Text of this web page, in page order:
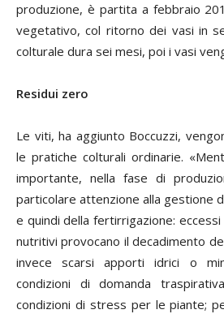
produzione, è partita a febbraio
vegetativo, col ritorno dei vasi in
colturale dura sei mesi, poi i vasi
Residui zero
Le viti, ha aggiunto Boccuzzi,
le pratiche colturali ordinarie.
importante, nella fase di
particolare attenzione alla gestione
e quindi della fertirrigazione:
nutritivi provocano il decadimento
invece scarsi apporti idrici o
condizioni di domanda
condizioni di stress per le piante;